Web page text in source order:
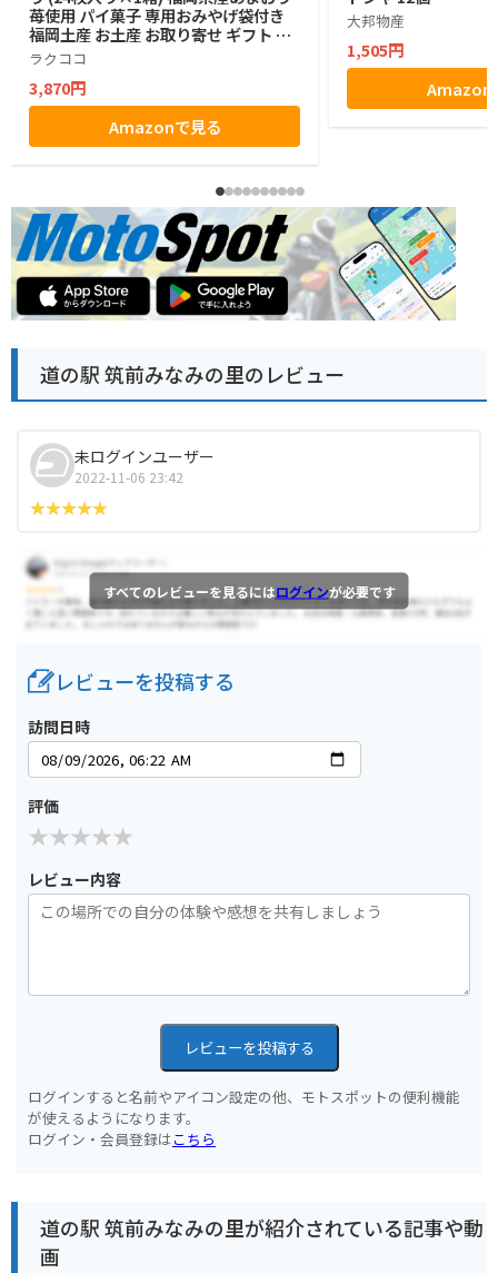
苺使用 パイ菓子 専用おみやげ袋付き
福岡土産 お土産 お取り寄せ ギフト 贈
答用 お菓子 帰省土産 プレゼント ご挨
拶 ラクココ厳選
ラクココ
3,870円
Amazonで見る
大邦物産
1,505円
Amazon
道の駅 筑前みなみの里のレビュー
未ログインユーザー
2022-11-06 23:42
すべてのレビューを見るにはログインが必要です
レビューを投稿する
訪問日時
評価
レビュー内容
レビューを投稿する
ログインすると名前やアイコン設定の他、モトスポットの便利機能
が使えるようになります。
ログイン・会員登録はこちら
道の駅 筑前みなみの里が紹介されている記事や動
画